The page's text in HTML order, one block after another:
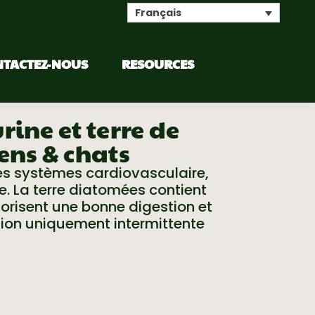
Français
NOUS RESOURCES
et terre de
& chats
systèmes cardiovasculaire,
La terre diatomées contient
une bonne digestion et
uniquement intermittente